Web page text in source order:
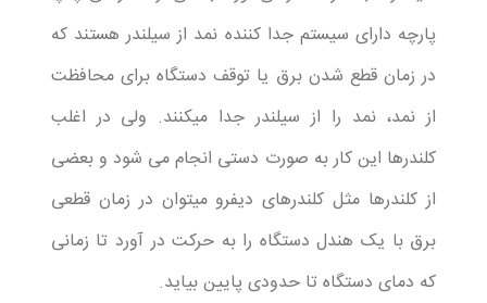
پارچه دارای سیستم جدا کننده نمد از سیلندر هستند که
در زمان قطع شدن برق یا توقف دستگاه برای محافظت
از نمد، نمد را از سیلندر جدا میکنند. ولی در اغلب
کلندرها این کار به صورت دستی انجام می شود و بعضی
از کلندرها مثل کلندرهای دیفرو میتوان در زمان قطعی
برق با یک هندل دستگاه را به حرکت در آورد تا زمانی
که دمای دستگاه تا حدودی پایین بیاید.